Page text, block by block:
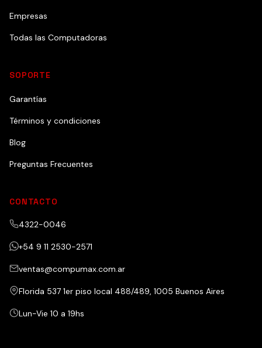
Empresas
Todas las Computadoras
SOPORTE
Garantías
Términos y condiciones
Blog
Preguntas Frecuentes
CONTACTO
4322-0046
+54 9 11 2530-2571
ventas@compumax.com.ar
Florida 537 1er piso local 488/489, 1005 Buenos Aires
Lun-Vie 10 a 19hs